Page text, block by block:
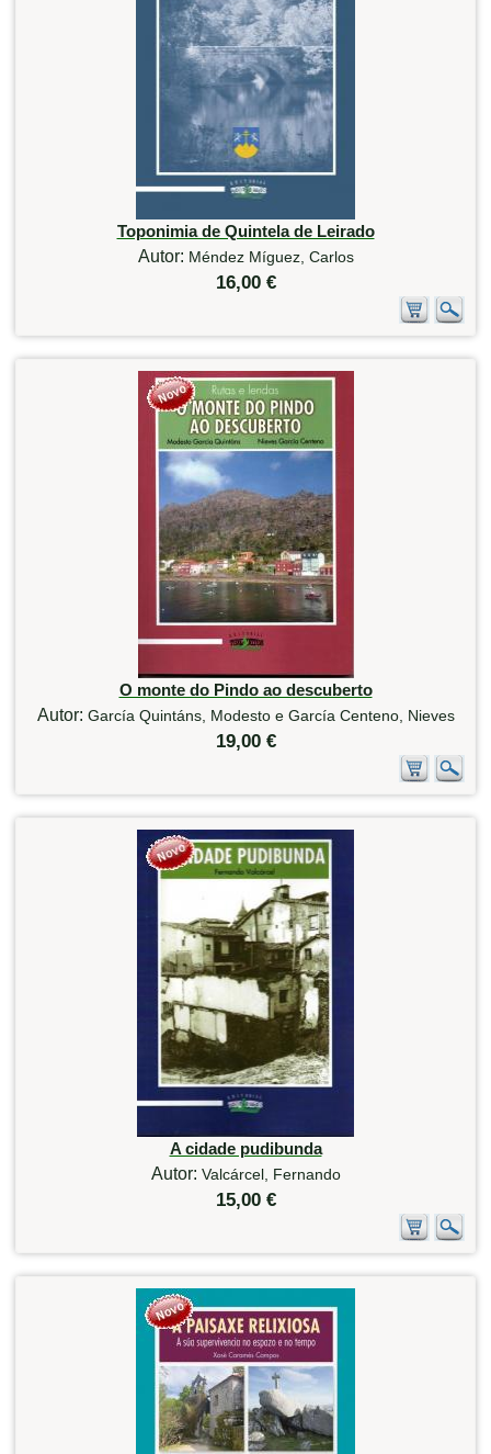
Toponimia de Quintela de Leirado
Autor: Méndez Míguez, Carlos
16,00 €
O monte do Pindo ao descuberto
Autor: García Quintáns, Modesto e García Centeno, Nieves
19,00 €
A cidade pudibunda
Autor: Valcárcel, Fernando
15,00 €